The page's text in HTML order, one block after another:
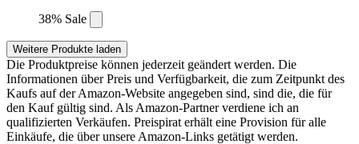
38% Sale
Weitere Produkte laden
Die Produktpreise können jederzeit geändert werden. Die
Informationen über Preis und Verfügbarkeit, die zum Zeitpunkt des
Kaufs auf der Amazon-Website angegeben sind, sind die, die für
den Kauf gültig sind. Als Amazon-Partner verdiene ich an
qualifizierten Verkäufen. Preispirat erhält eine Provision für alle
Einkäufe, die über unsere Amazon-Links getätigt werden.